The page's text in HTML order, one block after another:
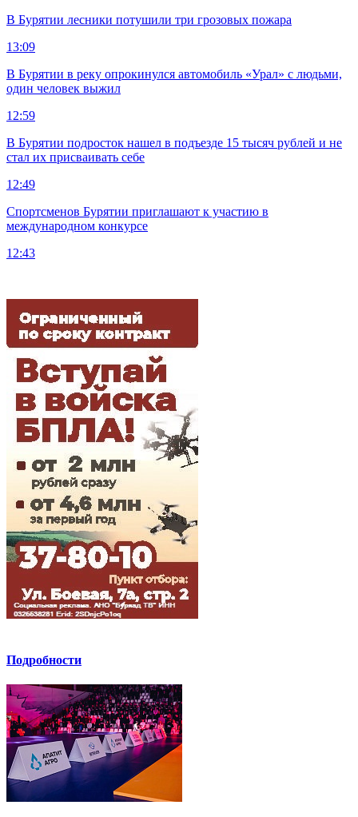
В Бурятии лесники потушили три грозовых пожара
13:09
В Бурятии в реку опрокинулся автомобиль «Урал» с людьми,
один человек выжил
12:59
В Бурятии подросток нашел в подъезде 15 тысяч рублей и не
стал их присваивать себе
12:49
Спортсменов Бурятии приглашают к участию в
международном конкурсе
12:43
Подробности